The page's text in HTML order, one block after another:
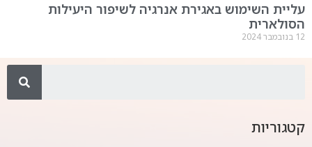
עליית השימוש באגירת אנרגיה לשיפור היעילות
הסולארית
12 בנובמבר 2024
קטגוריות